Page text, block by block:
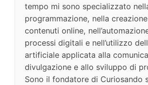
tempo mi sono specializzato
programmazione, nella
contenuti online,
processi digitali e nell’utilizzo
artificiale applicata alla
divulgazione e allo sviluppo di
Sono il fondatore di Curiosando